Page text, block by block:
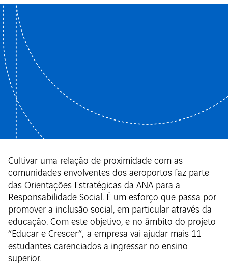
Cultivar uma relação de proximidade com as
comunidades envolventes dos aeroportos faz parte
das Orientações Estratégicas da ANA para a
Responsabilidade Social. É um esforço que passa por
promover a inclusão social, em particular através da
educação. Com este objetivo, e no âmbito do projeto
“Educar e Crescer”, a empresa vai ajudar mais 11
estudantes carenciados a ingressar no ensino
superior.